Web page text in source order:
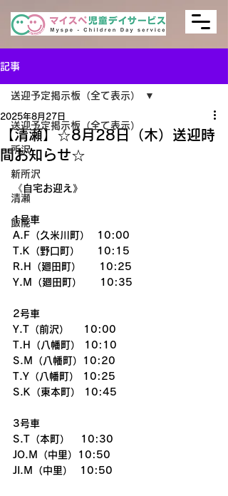
記事
送迎予定掲示板（全て表示）
所沢
新所沢
清瀬
飯能
送迎予定掲示板（全て表示）
【清瀬】☆8月28日（木）送迎時
間お知らせ☆
2025年8月27日
《自宅お迎え》
1号車
A.F（久米川町）  10:00
T.K（野口町）　  10:15
R.H（廻田町）     10:25
Y.M（廻田町）     10:35
2号車
Y.T（前沢）    10:00
T.H（八幡町） 10:10
S.M（八幡町）10:20
T.Y（八幡町） 10:25
S.K（東本町） 10:45
3号車
S.T（本町）   10:30
JO.M（中里）10:50
JI.M（中里）  10:50